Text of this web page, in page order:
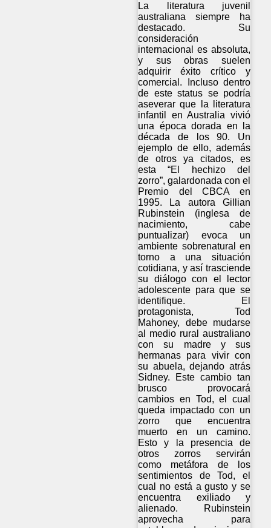
La literatura juvenil
australiana siempre ha
destacado. Su
consideración
internacional es absoluta,
y sus obras suelen
adquirir éxito crítico y
comercial. Incluso dentro
de este status se podría
aseverar que la literatura
infantil en Australia vivió
una época dorada en la
década de los 90. Un
ejemplo de ello, además
de otros ya citados, es
esta “El hechizo del
zorro”, galardonada con el
Premio del CBCA en
1995. La autora Gillian
Rubinstein (inglesa de
nacimiento, cabe
puntualizar) evoca un
ambiente sobrenatural en
torno a una situación
cotidiana, y así trasciende
su diálogo con el lector
adolescente para que se
identifique. El
protagonista, Tod
Mahoney, debe mudarse
al medio rural australiano
con su madre y sus
hermanas para vivir con
su abuela, dejando atrás
Sidney. Este cambio tan
brusco provocará
cambios en Tod, el cual
queda impactado con un
zorro que encuentra
muerto en un camino.
Esto y la presencia de
otros zorros servirán
como metáfora de los
sentimientos de Tod, el
cual no está a gusto y se
encuentra exiliado y
alienado. Rubinstein
aprovecha para